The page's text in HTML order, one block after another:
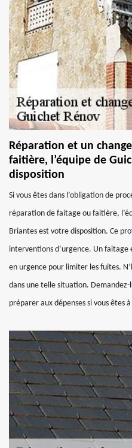
Réparation et un
faitière, l’équipe de
disposition
Si vous êtes dans l’obligation de
réparation de faitage ou faitière,
Briantes est votre disposition. Ce
interventions d’urgence. Un
en urgence pour limiter les fuites.
dans une telle situation. Demandez-
préparer aux dépenses si vous êtes